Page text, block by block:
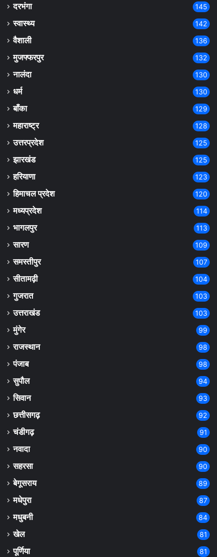
दरभंगा 145
स्वास्थ्य 142
वैशाली 136
मुजफ्फरपुर 132
नालंदा 130
धर्म 130
बाँका 129
महाराष्ट्र 128
उत्तरप्रदेश 125
झारखंड 125
हरियाणा 123
हिमाचल प्रदेश 120
मध्यप्रदेश 114
भागलपुर 113
सारण 109
समस्तीपुर 107
सीतामढ़ी 104
गुजरात 103
उत्तराखंड 103
मुंगेर 99
राजस्थान 98
पंजाब 98
सुपौल 94
सिवान 93
छत्तीसगढ़ 92
चंडीगढ़ 91
नवादा 90
सहरसा 90
बेगूसराय 89
मधेपुरा 87
मधुबनी 84
खेल 81
पूर्णिया 81